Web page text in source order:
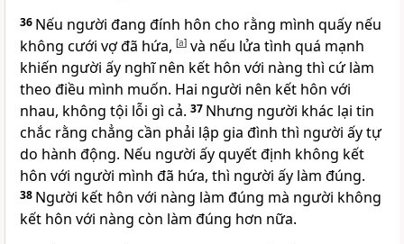
36 Nếu người đang đính hôn cho rằng mình quấy nếu
không cưới vợ đã hứa, [a] và nếu lửa tình quá mạnh
khiến người ấy nghĩ nên kết hôn với nàng thì cứ làm
theo điều mình muốn. Hai người nên kết hôn với
nhau, không tội lỗi gì cả. 37 Nhưng người khác lại tin
chắc rằng chẳng cần phải lập gia đình thì người ấy tự
do hành động. Nếu người ấy quyết định không kết
hôn với người mình đã hứa, thì người ấy làm đúng.
38 Người kết hôn với nàng làm đúng mà người không
kết hôn với nàng còn làm đúng hơn nữa.